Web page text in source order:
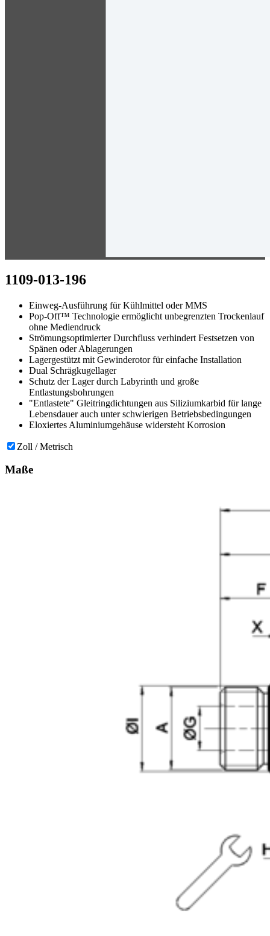
1109-013-196
Einweg-Ausführung für Kühlmittel oder MMS
Pop-Off™ Technologie ermöglicht unbegrenzten Trockenlauf
ohne Mediendruck
Strömungsoptimierter Durchfluss verhindert Festsetzen von
Spänen oder Ablagerungen
Lagergestützt mit Gewinderotor für einfache Installation
Dual Schrägkugellager
Schutz der Lager durch Labyrinth und große
Entlastungsbohrungen
"Entlastete" Gleitringdichtungen aus Siliziumkarbid für lange
Lebensdauer auch unter schwierigen Betriebsbedingungen
Eloxiertes Aluminiumgehäuse widersteht Korrosion
Zoll / Metrisch
Maße